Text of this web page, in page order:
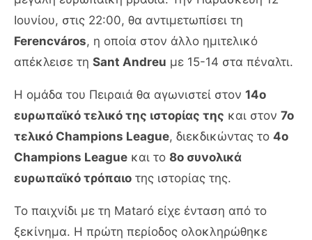
Ιουνίου, στις 22:00, θα αντιμετωπίσει τη
Ferencváros, η οποία στον άλλο ημιτελικό
απέκλεισε τη Sant Andreu με 15-14 στα πέναλτι.
Η ομάδα του Πειραιά θα αγωνιστεί στον 14ο
ευρωπαϊκό τελικό της ιστορίας της και στον 7ο
τελικό Champions League, διεκδικώντας το 4ο
Champions League και το 8ο συνολικά
ευρωπαϊκό τρόπαιο της ιστορίας της.
Το παιχνίδι με τη Mataró είχε ένταση από το
ξεκίνημα. Η πρώτη περίοδος ολοκληρώθηκε